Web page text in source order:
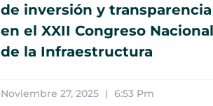
de inversión y transparencia
en el XXII Congreso Nacional
de la Infraestructura
Noviembre 27, 2025 6:53 Pm